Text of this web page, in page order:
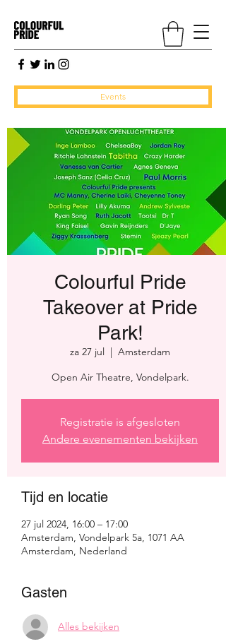
Events
Colourful Pride
Takeover at Pride
Park!
za 27 jul
  |
Amsterdam
Open Air Theatre, Vondelpark.
Registratie is afgesloten
Andere evenementen bekijken
Tijd en locatie
27 jul 2024, 16:00 – 17:00
Amsterdam, Vondelpark 5a, 1071 AA
Amsterdam, Nederland
Gasten
Alles bekijken